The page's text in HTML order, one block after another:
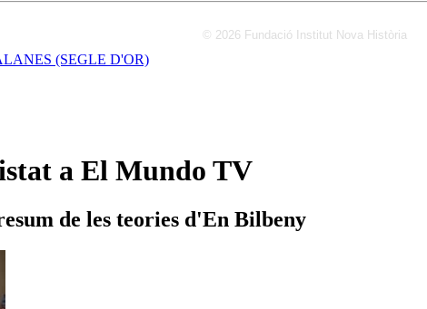
© 2026 Fundació Institut Nova Història
(SEGLE D'OR)
a El Mundo TV
de les teories d'En Bilbeny